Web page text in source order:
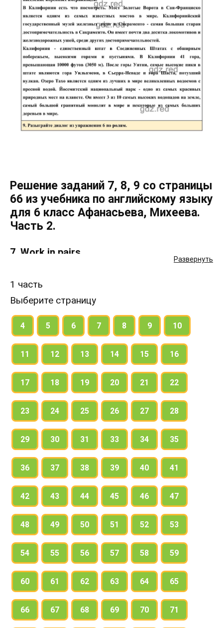
Развернуть
Решение заданий 7, 8, 9 со страницы
66 из учебника по английскому языку
для 6 класс Афанасьева, Михеева.
Часть 2.
7. Work in pairs.
the trip to the USA (ex. 6) and the other knows very
little.
Ask questions to find out more.
8. Say what the group of children could see
in New York, Philadelphia, Washington, D. C.,
and California.
If necessary, look it up or ask your parents and
teachers.
9. Role play the dialogue from ex. 6.
1 часть
Выберите страницу
4 5 6 7 8 9 10
11 12 13 14 15 16
17 18 19 20 21 22
23 24 25 26 27 28
29 30 31 33 34 35
36 37 38 39 40 41
42 43 44 45 46 47
48 49 50 51 52 53
54 55 56 57 58 59
60 61 62 63 64 65
66 67 68 69 70 71